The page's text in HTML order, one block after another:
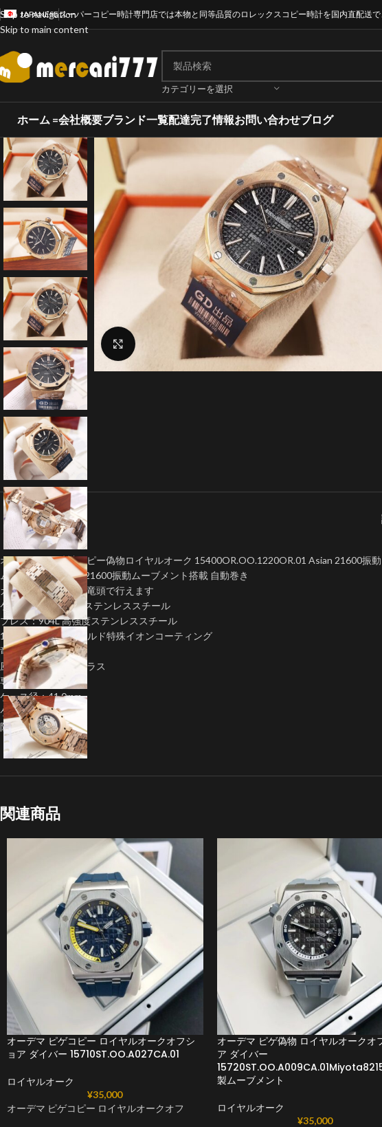
Skip to navigation
Skip to main content
JAPANESEスーパーコピー時計専門店では本物と同等品質のロレックスコピー時計を国内直配送
カテゴリーを選択
ホーム =会社概要ブランド一覧配達完了情報お問い合わせブログ
クリックで拡大
オーデマピゲ時計コピー偽物ロイヤルオーク 15400OR.OO.1220OR.01 Asian 21600振
ムーブメント:Asian21600振動ムーブメント搭載 自動巻き
カレンダー早送りは竜頭で行えます
ケース:904L 高強度ステンレススチール
プレス：904L 高強度ステンレススチール
18K IPG ピンクゴールド特殊イオンコーティング
竜頭：ねじ込み式
風防：サファイヤガラス
専用バックル搭載
ケース径：41.0mm
ケース厚：12mm
防水：5気圧防水
関連商品
オーデマ ピゲコピー ロイヤルオークオフシ
ョア ダイバー 15710ST.OO.A027CA.01
ロイヤルオーク
¥35,000
オーデマ ピゲコピー ロイヤルオークオフ
オーデマ ピゲ偽物 ロイヤルオークオ
ア ダイバー
製ムーブメント
ロイヤルオーク
¥35,000